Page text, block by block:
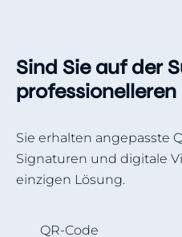
Sind Sie auf der
Sie erhalten angepasste
Signaturen und digitale
einzigen Lösung.
QR-Code